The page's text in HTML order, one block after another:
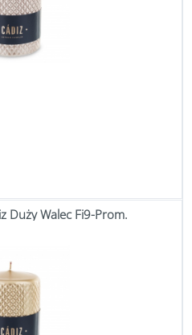
Duży Walec Fi9-Prom.